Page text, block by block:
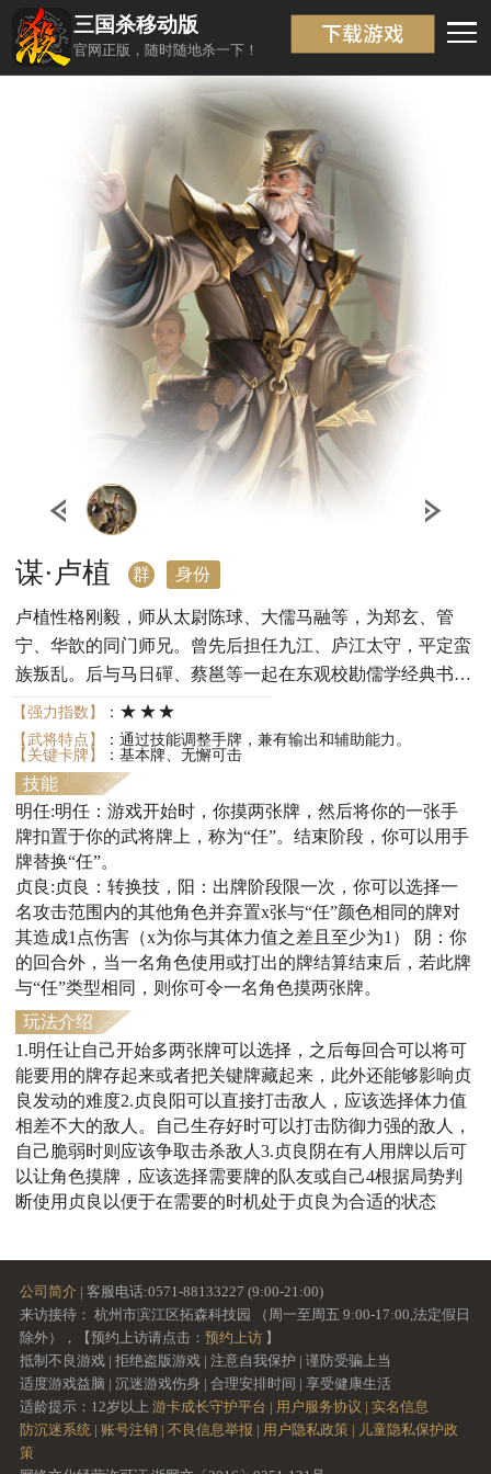
三国杀移动版
官网正版，随时随地杀一下！
返回
谋·卢植 群 身份
卢植性格刚毅，师从太尉陈球、大儒马融等，为郑玄、管
宁、华歆的同门师兄。曾先后担任九江、庐江太守，平定蛮
族叛乱。后与马日磾、蔡邕等一起在东观校勘儒学经典书
籍，并参与续写《汉记》。黄巾起义时为北中郎将，率军与
张角交战，后被诬陷下狱。皇甫嵩平定黄巾后，力救卢植，
于是复任为尚书。又因上谏激怒董卓被免官，隐居在上谷军
都山，被袁绍请为军师。
【强力指数】 ： ★★★
【武将特点】
：通过技能调整手牌，兼有输出和辅助能力。
【关键卡牌】
：基本牌、无懈可击
技能
明任:明任：游戏开始时，你摸两张牌，然后将你的一张手
牌扣置于你的武将牌上，称为“任”。结束阶段，你可以用手
牌替换“任”。
贞良:贞良：转换技，阳：出牌阶段限一次，你可以选择一
名攻击范围内的其他角色并弃置x张与“任”颜色相同的牌对
其造成1点伤害（x为你与其体力值之差且至少为1） 阴：你
的回合外，当一名角色使用或打出的牌结算结束后，若此牌
与“任”类型相同，则你可令一名角色摸两张牌。
玩法介绍
1.明任让自己开始多两张牌可以选择，之后每回合可以将可
能要用的牌存起来或者把关键牌藏起来，此外还能够影响贞
良发动的难度2.贞良阳可以直接打击敌人，应该选择体力值
相差不大的敌人。自己生存好时可以打击防御力强的敌人，
自己脆弱时则应该争取击杀敌人3.贞良阴在有人用牌以后可
以让角色摸牌，应该选择需要牌的队友或自己4根据局势判
断使用贞良以便于在需要的时机处于贞良为合适的状态
公司简介 | 客服电话:0571-88133227 (9:00-21:00)
来访接待： 杭州市滨江区拓森科技园 （周一至周五 9:00-17:00,法定假日
除外），【预约上访请点击： 预约上访】
抵制不良游戏 | 拒绝盗版游戏 | 注意自我保护 | 谨防受骗上当
适度游戏益脑 | 沉迷游戏伤身 | 合理安排时间 | 享受健康生活
适龄提示：12岁以上 游卡成长守护平台 | 用户服务协议 | 实名信息
防沉迷系统 | 账号注销 | 不良信息举报 | 用户隐私政策 | 儿童隐私保护政
策